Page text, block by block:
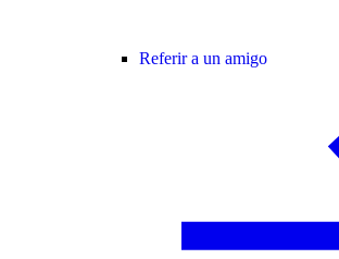
Referir a un amigo